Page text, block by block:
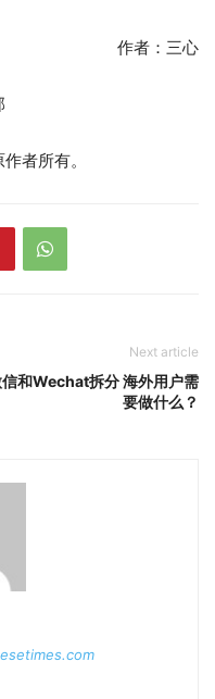
作者：三心
者所有。
Next article
和Wechat拆分 海外用户需
要做什么？